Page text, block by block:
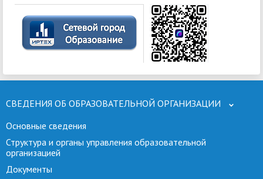
СВЕДЕНИЯ ОБ ОБРАЗОВАТЕЛЬНОЙ ОРГАНИЗАЦИИ
Основные сведения
Структура и органы управления образовательной
организацией
Документы